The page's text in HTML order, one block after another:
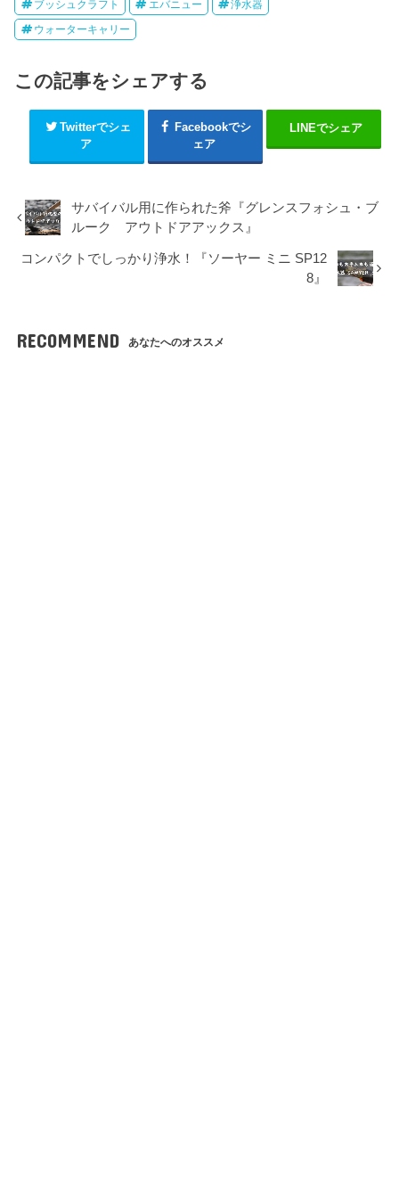
ブッシュクラフト エバニュー 浄水器
ウォーターキャリー
この記事をシェアする
Twitterでシェ
ア
Facebookでシ
ェア
LINEでシェア
サバイバル用に作られた斧『グレンスフォシュ・ブ
ルーク アウトドアアックス』
コンパクトでしっかり浄水！『ソーヤー ミニ SP12
8』
RECOMMEND あなたへのオススメ